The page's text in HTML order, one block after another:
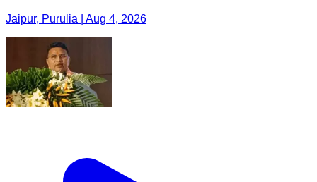
Jaipur, Purulia | Aug 4, 2026